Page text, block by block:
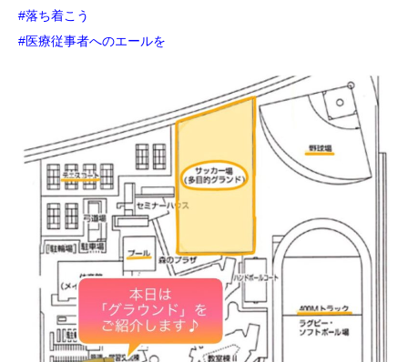
#落ち着こう
#医療従事者へのエールを